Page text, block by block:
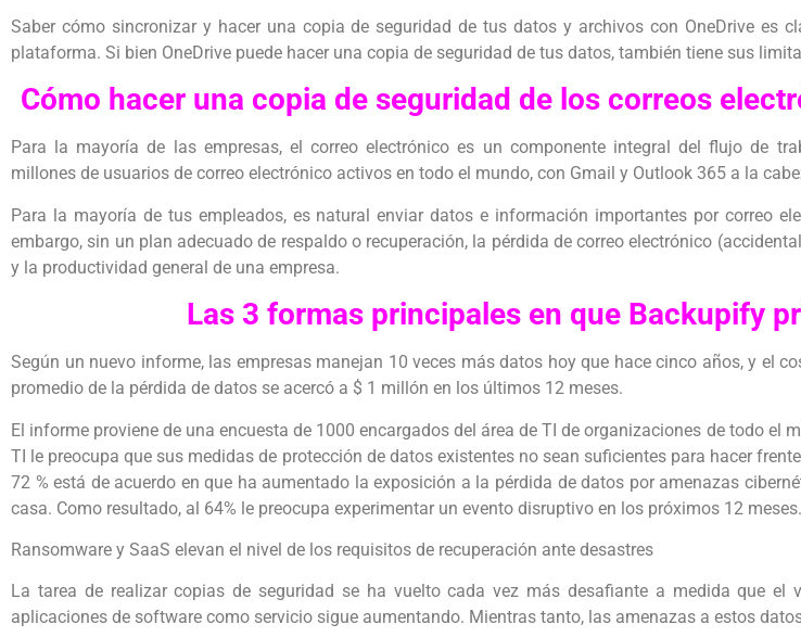
Saber cómo sincronizar y hacer una copia de seguridad de tus datos y archivos con OneDrive es
plataforma. Si bien OneDrive puede hacer una copia de seguridad de tus datos, también tiene sus
Cómo hacer una copia de seguridad de los correos
Para la mayoría de las empresas, el correo electrónico es un componente integral del flujo de
millones de usuarios de correo electrónico activos en todo el mundo, con Gmail y Outlook 365 a la
Para la mayoría de tus empleados, es natural enviar datos e información importantes por correo
embargo, sin un plan adecuado de respaldo o recuperación, la pérdida de correo electrónico
y la productividad general de una empresa.
Las 3 formas principales en que Backupify
Según un nuevo informe, las empresas manejan 10 veces más datos hoy que hace cinco años, y el
promedio de la pérdida de datos se acercó a $ 1 millón en los últimos 12 meses.
El informe proviene de una encuesta de 1000 encargados del área de TI de organizaciones de todo el
TI le preocupa que sus medidas de protección de datos existentes no sean suficientes para hacer
72 % está de acuerdo en que ha aumentado la exposición a la pérdida de datos por amenazas
casa. Como resultado, al 64% le preocupa experimentar un evento disruptivo en los próximos 12 meses.
Ransomware y SaaS elevan el nivel de los requisitos de recuperación ante desastres
La tarea de realizar copias de seguridad se ha vuelto cada vez más desafiante a medida que el
aplicaciones de software como servicio sigue aumentando. Mientras tanto, las amenazas a estos